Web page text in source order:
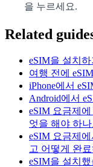
을 누르세요.
Related
eSIM을 설치
여행 전에
iPhone에서
Android에서
eSIM 요금제
엇을 해야 하나
eSIM 요금제
고 어떻게 완
eSIM을 설치